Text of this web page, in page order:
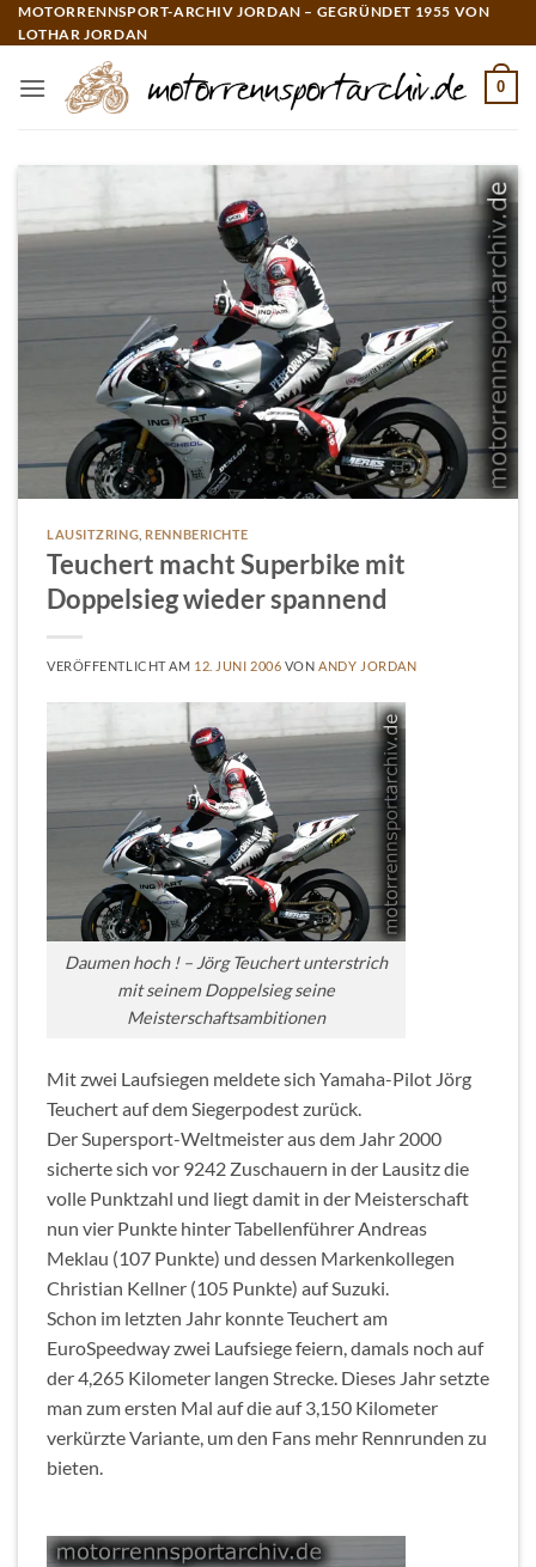
Zum
Inhalt
MOTORRENNSPORT-ARCHIV JORDAN – GEGRÜNDET 1955 VON
LOTHAR JORDAN
0
LAUSITZRING RENNBERICHTE
Teuchert macht Superbike mit
Doppelsieg wieder spannend
VERÖFFENTLICHT AM 12. JUNI 2006 VONANDY JORDAN
Daumen hoch ! – Jörg Teuchert unterstrich
mit seinem Doppelsieg seine
Meisterschaftsambitionen
Mit zwei Laufsiegen meldete sich Yamaha-Pilot Jörg
Teuchert auf dem Siegerpodest zurück.
Der Supersport-Weltmeister aus dem Jahr 2000
sicherte sich vor 9242 Zuschauern in der Lausitz die
volle Punktzahl und liegt damit in der Meisterschaft
nun vier Punkte hinter Tabellenführer Andreas
Meklau (107 Punkte) und dessen Markenkollegen
Christian Kellner (105 Punkte) auf Suzuki.
Schon im letzten Jahr konnte Teuchert am
EuroSpeedway zwei Laufsiege feiern, damals noch auf
der 4,265 Kilometer langen Strecke. Dieses Jahr setzte
man zum ersten Mal auf die auf 3,150 Kilometer
verkürzte Variante, um den Fans mehr Rennrunden zu
bieten.